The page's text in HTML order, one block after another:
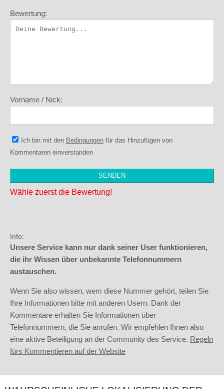
Bewertung:
Vorname / Nick:
Ich bin mit den Bedingungen für das Hinzufügen von
Kommentaren einverstanden
Wähle zuerst die Bewertung!
Info:
Unsere Service kann nur dank seiner User funktionieren,
die ihr Wissen über unbekannte Telefonnummern
austauschen.
Wenn Sie also wissen, wem diese Nummer gehört, teilen Sie
Ihre Informationen bitte mit anderen Usern. Dank der
Kommentare erhalten Sie Informationen über
Telefonnummern, die Sie anrufen. Wir empfehlen Ihnen also
eine aktive Beteiligung an der Community des Service. Regeln
fürs Kommentieren auf der Website